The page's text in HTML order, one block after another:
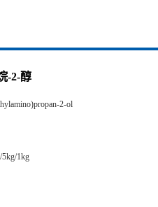
-2-醇
2-ol
5kg/1kg